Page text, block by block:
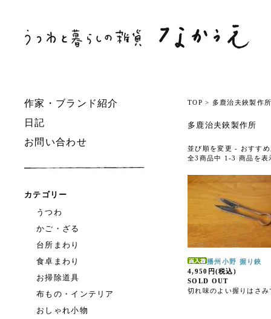
作家・ブランド紹介
日記
お問い合わせ
カテゴリー
うつわ
かご・ざる
台所まわり
食卓まわり
お掃除道具
布もの・インテリア
おしゃれ小物
TOP > 多鹿治夫鋏製作
多鹿治夫鋏製作所
並び順を変更 - おすす
全3商品中 1-3 商品を表
播州小野 握り鋏
4,950円(税込)
SOLD OUT
切れ味のよい握りはさみ